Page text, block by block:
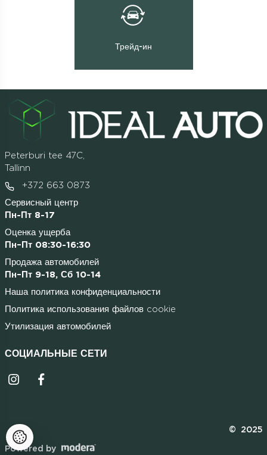
Трейд-ин
Peterburi tee 47C,
Tallinn
+372 663 0873
Сервисный центр
Пн-Пт 8-17
Оценка ущерба
Пн–Пт 08:30-16:30
Продажа автомобилей
Пн–Пт 9-18, Сб 10-14
Наша политика конфиденциальности
Политика использования файлов cookie
Утилизация автомобилей
СОЦИАЛЬНЫЕ СЕТИ
Instagrammi ikoon
© 2025
Powered by